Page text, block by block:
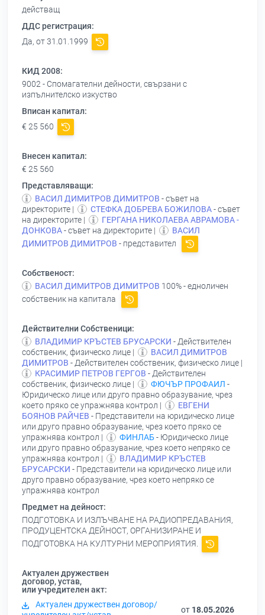
действащ
ДДС регистрация:
Да, от 31.01.1999
КИД 2008:
9002 - Спомагателни дейности, свързани с
изпълнителско изкуство
Вписан капитал:
€ 25 560
Внесен капитал:
€ 25 560
Представляващи:
ВАСИЛ ДИМИТРОВ ДИМИТРОВ - съвет на
директорите |
СТЕФКА ДОБРЕВА БОЖИЛОВА- съвет
на директорите |
ГЕРГАНА НИКОЛАЕВА АВРАМОВА -
ДОНКОВА- съвет на директорите |
ВАСИЛ
ДИМИТРОВ ДИМИТРОВ - представител
Собственост:
ВАСИЛ ДИМИТРОВ ДИМИТРОВ 100% - едноличен
собственик на капитала
Действителни Собственици:
ВЛАДИМИР КРЪСТЕВ БРУСАРСКИ - Действителен
собственик, физическо лице |
ВАСИЛ ДИМИТРОВ
ДИМИТРОВ - Действителен собственик, физическо лице |
КРАСИМИР ПЕТРОВ ГЕРГОВ - Действителен
собственик, физическо лице |
ФЮЧЪР ПРОФАИЛ -
Юридическо лице или друго правно образувание, чрез
което пряко се упражнява контрол |
ЕВГЕНИ
БОЯНОВ РАЙЧЕВ - Представители на юридическо лице
или друго правно образувание, чрез което пряко се
упражнява контрол |
ФИНЛАБ- Юридическо лице
или друго правно образувание, чрез което непряко се
упражнява контрол |
ВЛАДИМИР КРЪСТЕВ
БРУСАРСКИ - Представители на юридическо лице или
друго правно образувание, чрез което непряко се
упражнява контрол
Предмет на дейност:
ПОДГОТОВКА И ИЗЛЪЧВАНЕ НА РАДИОПРЕДАВАНИЯ,
ПРОДУЦЕНТСКА ДЕЙНОСТ, ОРГАНИЗИРАНЕ И
ПОДГОТОВКА НА КУЛТУРНИ МЕРОПРИЯТИЯ.
Актуален дружествен
договор, устав,
или учредителен акт:
Актуален дружествен договор/
от 18.05.2026